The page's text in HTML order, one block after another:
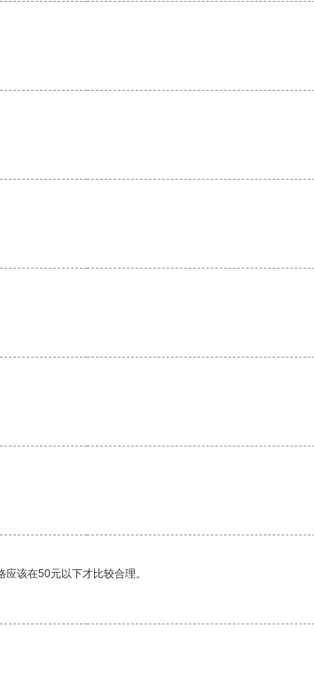
该在50元以下才比较合理。